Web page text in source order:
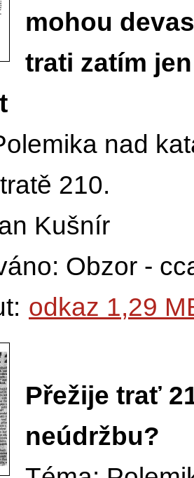
mohou
trati zatím
nad
210.
Kušnír
Obzor -
odkaz 1,29
Přežije trať
neúdržbu?